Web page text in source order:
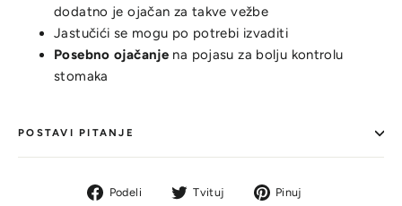
dodatno je ojačan za takve vežbe
Jastučići se mogu po potrebi izvaditi
Posebno ojačanje na pojasu za bolju kontrolu
stomaka
POSTAVI PITANJE
Podeli
Podeli Tvituj
Tvit
Pinuj